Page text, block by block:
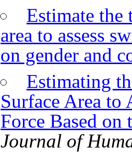
Estimate the
area to assess
on gender and
Estimating
Surface Area to
Force Based
Journal of